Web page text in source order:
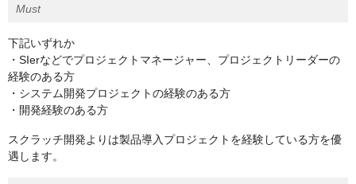
Must
下記いずれか
・SIerなどでプロジェクトマネージャー、プロジェクトリーダーの
経験のある方
・システム開発プロジェクトの経験のある方
・開発経験のある方
スクラッチ開発よりは製品導入プロジェクトを経験している方を優
遇します。